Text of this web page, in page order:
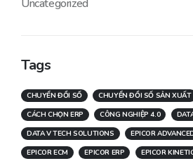
Uncategorized
Tags
CHUYỂN ĐỔI SỐ
CHUYỂN ĐỔI SỐ SẢN XUẤT
CÁCH CHỌN ERP
CÔNG NGHIỆP 4.0
DATA V TECH SOLUTIONS
EPICOR
EPICOR ECM
EPICOR ERP
EPICOR